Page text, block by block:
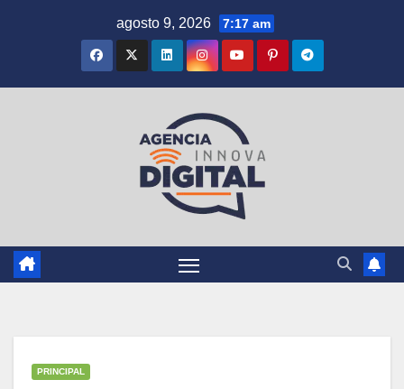
agosto 9, 2026 7:17 am
PRINCIPAL